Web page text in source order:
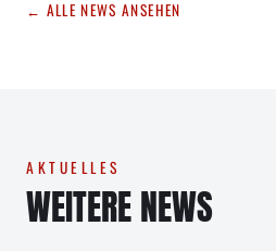
← ALLE NEWS ANSEHEN
AKTUELLES
WEITERE NEWS